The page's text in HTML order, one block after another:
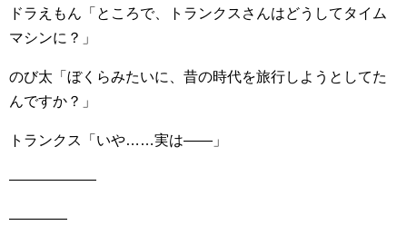
ドラえもん「ところで、トランクスさんはどうしてタイム
マシンに？」
のび太「ぼくらみたいに、昔の時代を旅行しようとしてた
んですか？」
トランクス「いや……実は――」
――――――
――――